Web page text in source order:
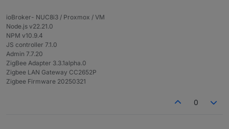
ioBroker- NUC8i3 / Proxmox / VM
Node.js v22.21.0
NPM v10.9.4
JS controller 7.1.0
Admin 7.7.20
ZigBee Adapter 3.3.1alpha.0
Zigbee LAN Gateway CC2652P
Zigbee Firmware 20250321
0